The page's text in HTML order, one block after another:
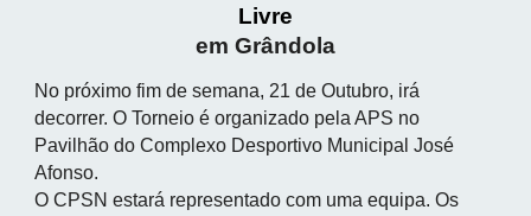
Livre
em Grândola
No próximo fim de semana, 21 de Outubro, irá
decorrer. O Torneio é organizado pela APS no
Pavilhão do Complexo Desportivo Municipal José
Afonso.
O CPSN estará representado com uma equipa. Os